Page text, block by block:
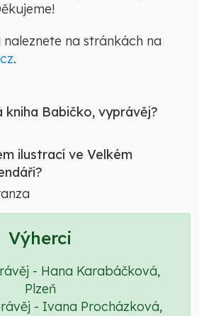
na stránkách na
.
Babičko, vyprávěj?
ilustrací ve Velkém
Výherci
- Hana Karabáčková,
Plzeň
- Ivana Procházková,